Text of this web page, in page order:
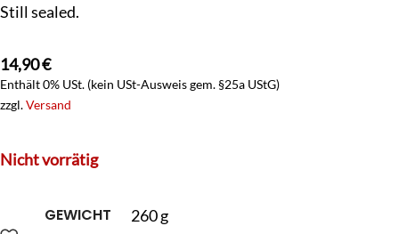
Still sealed.
14,90€
Enthält 0% USt. (kein USt-Ausweis gem. §25a UStG)
zzgl.Versand
Nicht vorrätig
GEWICHT 260 g